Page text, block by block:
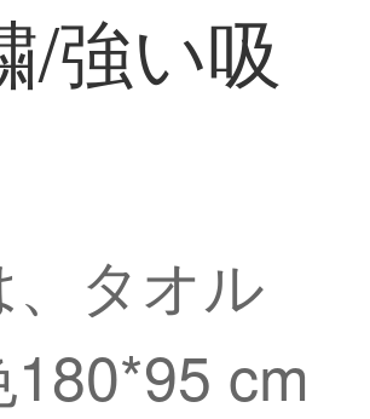
/強い吸
タオル
cm